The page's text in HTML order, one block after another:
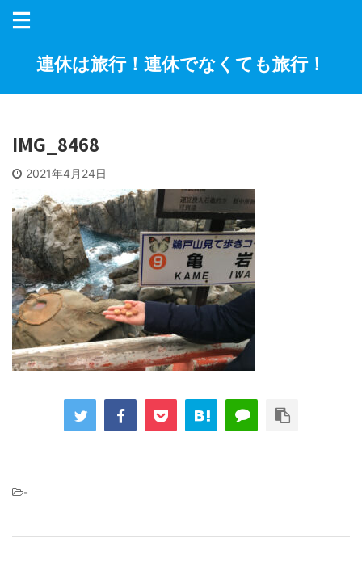
連休は旅行！連休でなくても旅行！
IMG_8468
2021年4月24日
-